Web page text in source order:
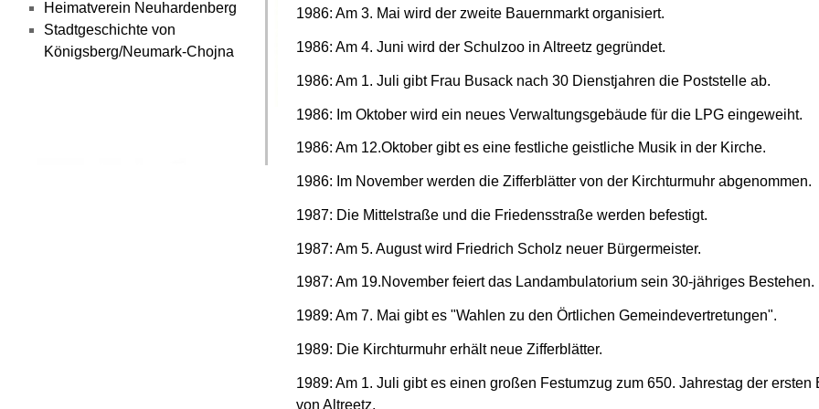
Heimatverein Neuhardenberg
Stadtgeschichte von
Königsberg/Neumark-Chojna
1986: Am 3. Mai wird der zweite Bauernmarkt organisiert.
1986: Am 4. Juni wird der Schulzoo in Altreetz gegründet.
1986: Am 1. Juli gibt Frau Busack nach 30 Dienstjahren die Poststelle ab.
1986: Im Oktober wird ein neues Verwaltungsgebäude für die LPG eingeweiht.
1986: Am 12.Oktober gibt es eine festliche geistliche Musik in der Kirche.
1986: Im November werden die Zifferblätter von der Kirchturmuhr abgenommen.
1987: Die Mittelstraße und die Friedensstraße werden befestigt.
1987: Am 5. August wird Friedrich Scholz neuer Bürgermeister.
1987: Am 19.November feiert das Landambulatorium sein 30-jähriges Bestehen.
1989: Am 7. Mai gibt es "Wahlen zu den Örtlichen Gemeindevertretungen".
1989: Die Kirchturmuhr erhält neue Zifferblätter.
1989: Am 1. Juli gibt es einen großen Festumzug zum 650. Jahrestag der ersten
von Altreetz.